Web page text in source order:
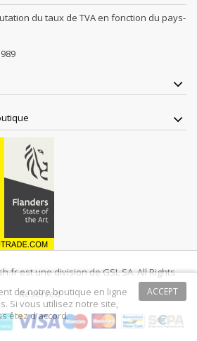
du taux de TVA en fonction du pays-
est une division de GSL SA. All Rights
Reserved
ACCEPT
de notre boutique en ligne
Si vous utilisez notre site,
êtez d'accord.